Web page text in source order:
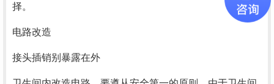
择。
电路改造
接头插销别暴露在外